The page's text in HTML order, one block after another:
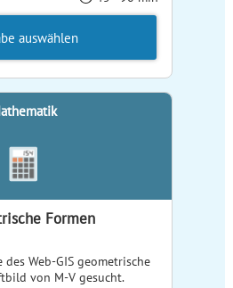
auswählen
Formen
Web-GIS geometrische
von M-V gesucht.